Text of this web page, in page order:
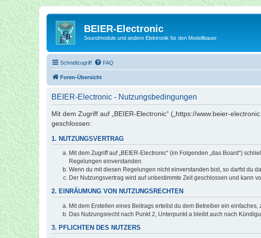
BEIER-Electronic
Soundmodule und andere Elektronik für den Modellbauer
Schnellzugriff FAQ
Foren-Übersicht
BEIER-Electronic - Nutzungsbedingungen
Mit dem Zugriff auf „BEIER-Electronic“ („https://www.beier-
geschlossen:
1. NUTZUNGSVERTRAG
Mit dem Zugriff auf „BEIER-Electronic“ (im Folgenden „das Board“)
Regelungen einverstanden.
Wenn du mit diesen Regelungen nicht einverstanden bist, so darfst du
Der Nutzungsvertrag wird auf unbestimmte Zeit geschlossen und kann
2. EINRÄUMUNG VON NUTZUNGSRECHTEN
Mit dem Erstellen eines Beitrags erteilst du dem Betreiber ein
Das Nutzungsrecht nach Punkt 2, Unterpunkt a bleibt auch nach
3. PFLICHTEN DES NUTZERS